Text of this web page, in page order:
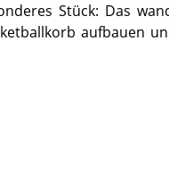
Stück: Das
aufbauen